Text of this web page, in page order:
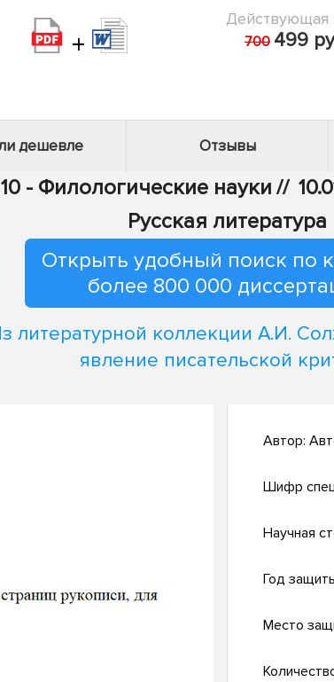
+
Действующая
700 499
дешевле Отзывы
10 - Филологические науки //
Русская литература
Открыть удобный поиск по
более 800 000
литературной коллекции А.И.
явление писательской
Автор:
Шифр
Научная
Год
Место